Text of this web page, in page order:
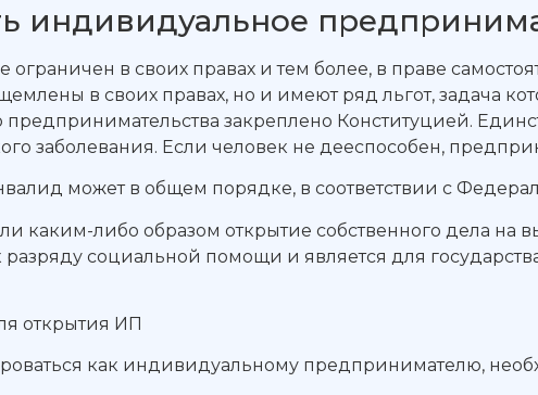
индивидуальное
в своих правах и тем более, в праве
в своих правах, но и имеют ряд льгот, задача
закреплено Конституцией.
заболевания. Если человек не дееспособен,
может в общем порядке, в соответствии с
каким-либо образом открытие собственного дела на
социальной помощи и является для
открытия ИП
как индивидуальному предпринимателю,